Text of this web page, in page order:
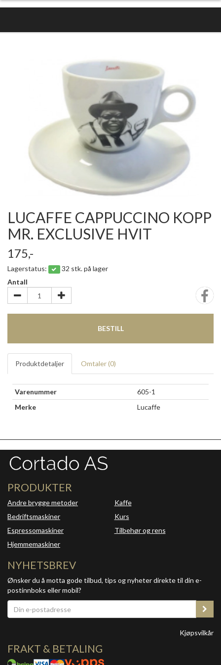
LUCAFFE CAPPUCCINO KOPP
MR. EXCLUSIVE HVIT
175,-
Lagerstatus:
32 stk. på lager
Antall
BESTILL
Produktdetaljer Omtaler (0)
Varenummer
605-1
Merke
Lucaffe
PRODUKTER
Andre brygge metoder
Bedriftsmaskiner
Espressomaskiner
Hjemmemaskiner
Kaffe
Kurs
Tilbehør og rens
NYHETSBREV
Ønsker du å motta gode tilbud, tips og nyheter direkte til din e-
postinnboks eller mobil?
Kjøpsvilkår
FRAKT & BETALING